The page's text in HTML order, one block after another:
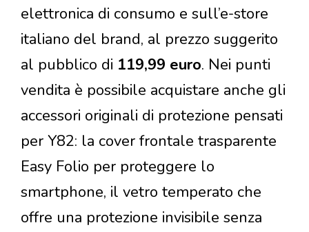
elettronica di consumo e sull’e-store
italiano del brand, al prezzo suggerito
al pubblico di 119,99 euro. Nei punti
vendita è possibile acquistare anche gli
accessori originali di protezione pensati
per Y82: la cover frontale trasparente
Easy Folio per proteggere lo
smartphone, il vetro temperato che
offre una protezione invisibile senza